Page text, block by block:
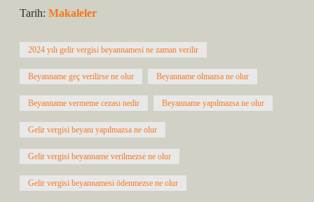
Tarih: Makaleler
2024 yılı gelir vergisi beyannamesi ne zaman verilir
Beyanname geç verilirse ne olur Beyanname olmazsa ne olur
Beyanname vermeme cezası nedir Beyanname yapılmazsa ne olur
Gelir vergisi beyanı yapılmazsa ne olur
Gelir vergisi beyanname verilmezse ne olur
Gelir vergisi beyannamesi ödenmezse ne olur